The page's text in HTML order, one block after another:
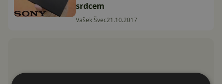
srdcem
Vašek Švec21.10.2017